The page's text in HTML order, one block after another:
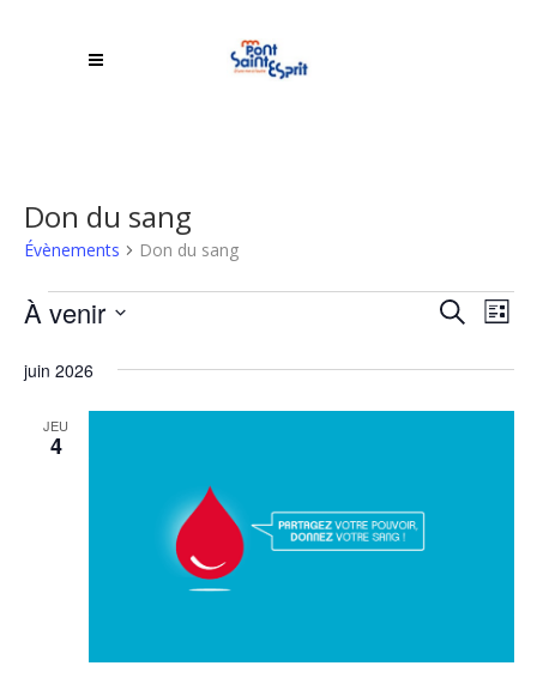
Don du sang
Évènements Don du sang
Évènements
et
Recherche
Liste
À venir
une
juin 2026
JEU
4